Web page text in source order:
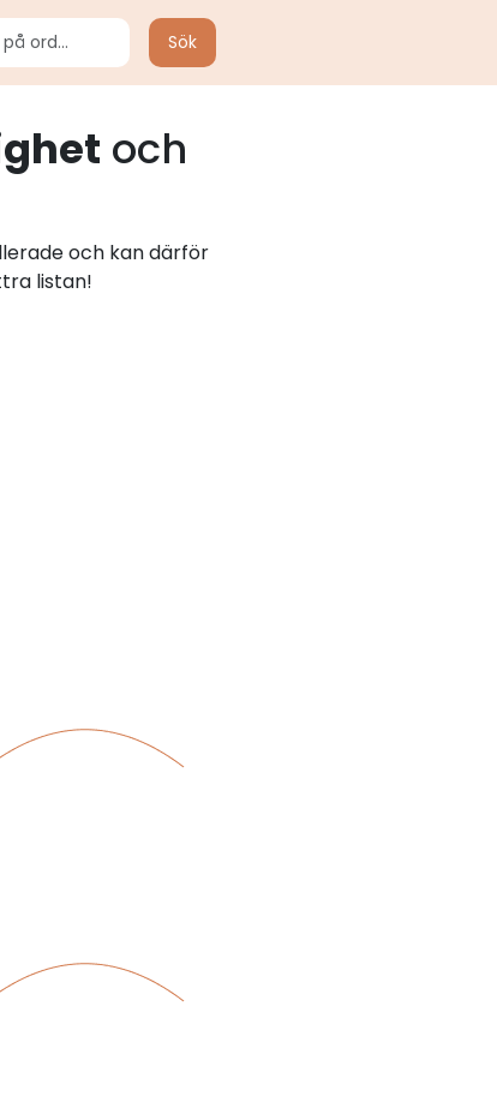
Sök
och
och kan därför
listan!